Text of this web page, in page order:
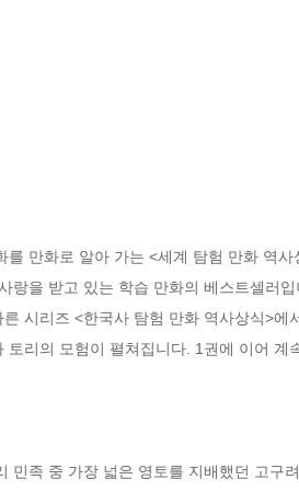
만화로 알아 가는 <세계 탐험 만화 역
랑을 받고 있는 학습 만화의 베스트셀러
시리즈 <한국사 탐험 만화 역사상식>에
리의 모험이 펼쳐집니다. 1권에 이어
민족 중 가장 넓은 영토를 지배했던 고구